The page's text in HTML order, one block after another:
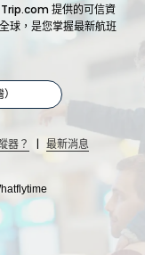
提供的可信資
球，是您掌握最新航班
器？ | 最新消息